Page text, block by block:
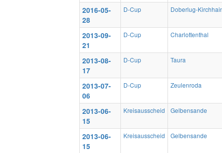
2016-05-
28
D-Cup Doberlug-
2013-09-
21
D-Cup Charlottenthal
2013-08-
17
D-Cup Taura
2013-07-
06
D-Cup Zeulenroda
2013-06-
15
Kreisausscheid Gelbensande
2013-06-
15
Kreisausscheid Gelbensande